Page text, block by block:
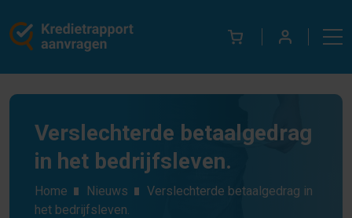
Verslechterde betaalgedrag
in het bedrijfsleven.
Home Nieuws
Verslechterde betaalgedrag in
het bedrijfsleven.